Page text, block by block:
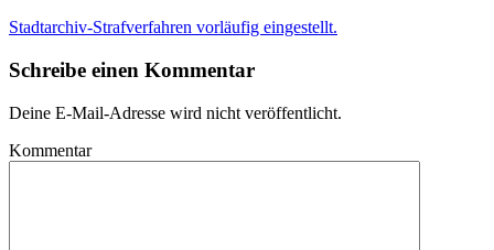
Stadtarchiv-Strafverfahren vorläufig eingestellt.
Schreibe einen Kommentar
Deine E-Mail-Adresse wird nicht veröffentlicht.
Kommentar